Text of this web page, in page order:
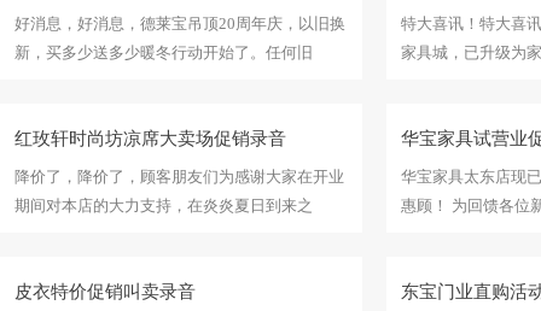
好消息，好消息，德莱宝吊顶20周年庆，以旧换
新，买多少送多少暖冬行动开始了。任何旧
特大喜讯！特大喜
家具城，已升级为
红玫轩时尚坊凉席大卖场促销录音
降价了，降价了，顾客朋友们为感谢大家在开业
期间对本店的大力支持，在炎炎夏日到来之
华宝家具试营业
华宝家具太东店现
惠顾！ 为回馈各位
皮衣特价促销叫卖录音 东宝门业直购活